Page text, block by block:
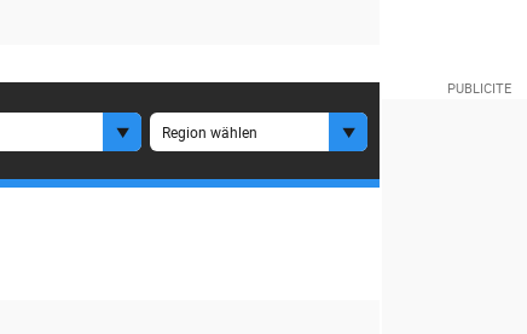
Region wählen